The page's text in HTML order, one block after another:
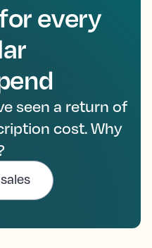
every
seen a return of
cost. Why